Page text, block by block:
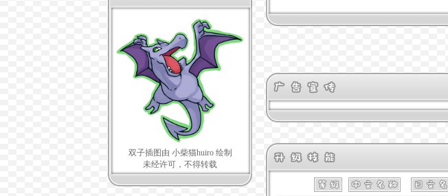
双子插图由 小柴猫huiro 绘制
未经许可，不得转载